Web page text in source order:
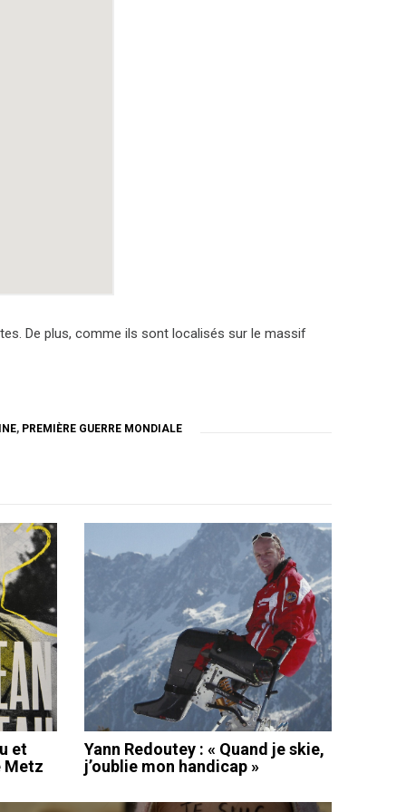
De plus, comme ils sont localisés sur le massif
, PREMIÈRE GUERRE MONDIALE
et
Metz
Yann Redoutey : « Quand je skie,
j’oublie mon handicap »